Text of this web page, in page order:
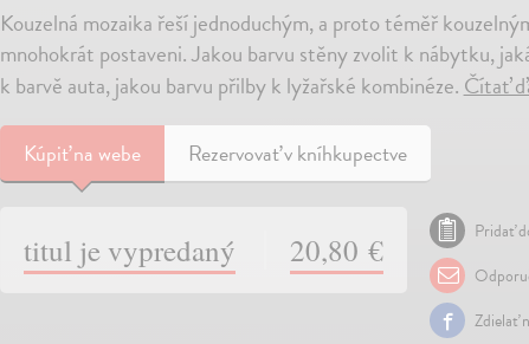
Kouzelná mozaika řeší jednoduchým, a proto téměř
mnohokrát postaveni. Jakou barvu stěny zvolit k nábytku,
k barvě auta, jakou barvu přilby k lyžařské kombinéze.Čítať
Kúpiťna webe Rezervovať v kníhkupectve
titul je vypredaný 20,80 €
Pridať
Zdielať